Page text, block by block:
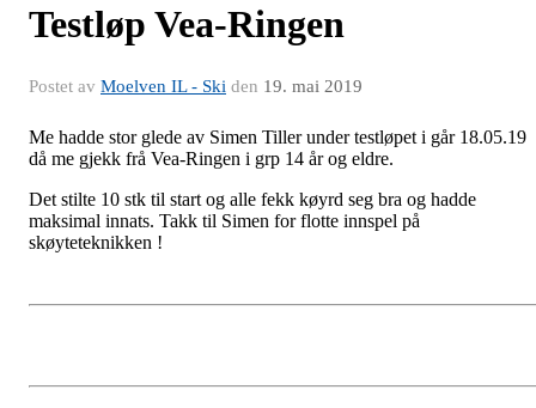
Testløp Vea-Ringen
Postet av Moelven IL - Ski den 19. mai 2019
Me hadde stor glede av Simen Tiller under testløpet i går 18.05.19
då me gjekk frå Vea-Ringen i grp 14 år og eldre.
Det stilte 10 stk til start og alle fekk køyrd seg bra og hadde
maksimal innats. Takk til Simen for flotte innspel på
skøyteteknikken !